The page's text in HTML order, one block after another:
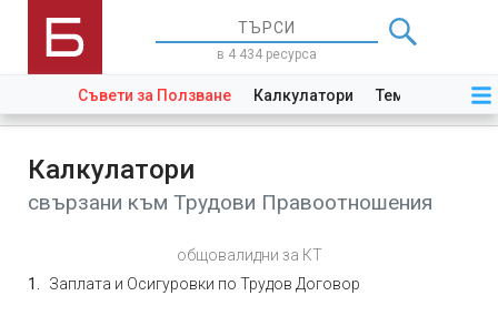
в 4 434 ресурса
Съвети за Ползване Калкулатори Теми Закони
Калкулатори
свързани към Трудови Правоотношения
общовалидни за КТ
Заплата и Осигуровки по Трудов Договор